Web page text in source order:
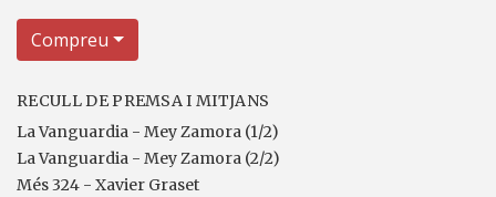
Compreu
RECULL DE PREMSA I MITJANS
La Vanguardia - Mey Zamora (1/2)
La Vanguardia - Mey Zamora (2/2)
Més 324 - Xavier Graset